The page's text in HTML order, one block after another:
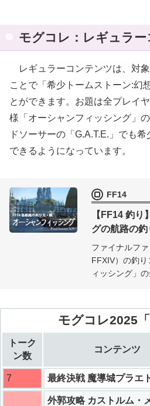
モグコレ：レギュラー
レギュラーコンテンツは、対
ことで「希少トームストーン:幻
とができます。お題は全プレイ
様「オーシャンフィッシング」
ドソーサーの「G.A.T.E.」でも
できるようになっています。
FF14
【FF14 釣
グの航路の
ファイナルフ
FFXIV）の釣
ィッシング」
モグコレ2025
トーク
ン数
コンテンツ
7 最終決戦 魔導城プラエ
外郭攻略 カストルム・